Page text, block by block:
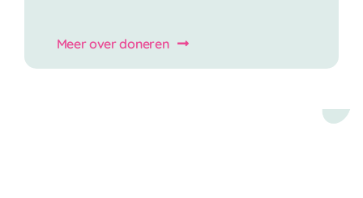
Meer over doneren